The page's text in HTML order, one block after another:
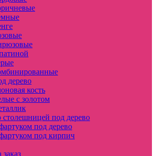
дерево
кость
с золотом
столешницей под дерево
под дерево
под кирпич
заказ